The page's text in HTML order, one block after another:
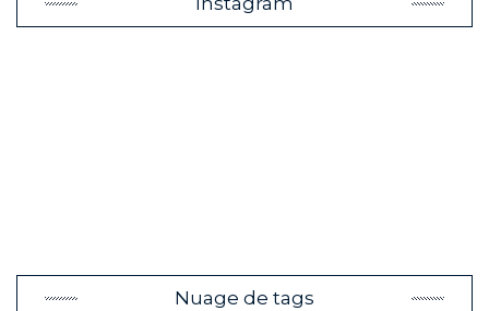
Nuage de tags